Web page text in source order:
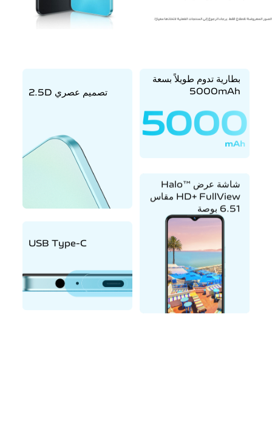
تصميم عصري ‎2.5D‏
بطارية تدوم طويلاً بسعة
5000mAh
USB Type-C
شاشة عرض ™‎Halo
FullView‏ +HD مقاس
6.51 بوصة